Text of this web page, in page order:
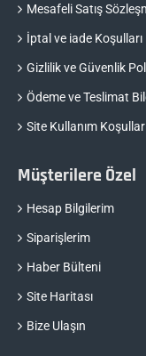
Mesafeli Satış
İptal ve iade Koşulları
Gizlilik ve Güvenlik
Ödeme ve Teslimat
Site Kullanım
Müşterilere Özel
Hesap Bilgilerim
Siparişlerim
Haber Bülteni
Site Haritası
Bize Ulaşın